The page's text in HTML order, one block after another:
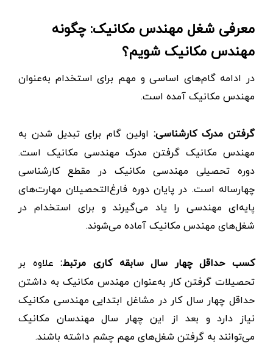
معرفی شغل مهندس مکانیک: چگونه
مهندس مکانیک شویم؟
در ادامه گام‌های اساسی و مهم برای استخدام به‌عنوان
مهندس مکانیک آمده است.
گرفتن مدرک کارشناسی: اولین گام برای تبدیل شدن به
مهندس مکانیک گرفتن مدرک مهندسی مکانیک است.
دوره تحصیلی مهندسی مکانیک در مقطع کارشناسی
چهارساله است. در پایان دوره فارغ‌التحصیلان مهارت‌های
پایه‌ای مهندسی را یاد می‌گیرند و برای استخدام در
شغل‌های مهندس مکانیک آماده می‌شوند.
کسب حداقل چهار سال سابقه کاری مرتبط:علاوه بر
تحصیلات گرفتن کار به‌عنوان مهندس مکانیک به داشتن
حداقل چهار سال کار در مشاغل ابتدایی مهندسی مکانیک
نیاز دارد و بعد از این چهار سال مهندسان مکانیک
می‌توانند به گرفتن شغل‌های مهم چشم داشته باشند.